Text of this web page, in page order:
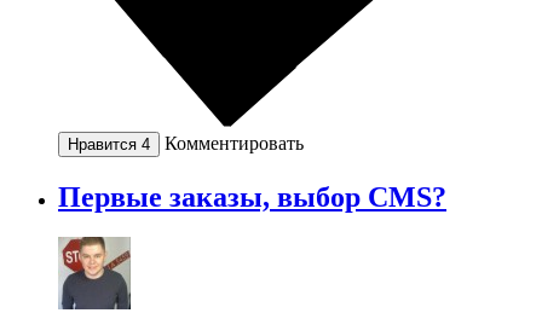
Нравится 4 Комментировать
Первые заказы, выбор CMS?